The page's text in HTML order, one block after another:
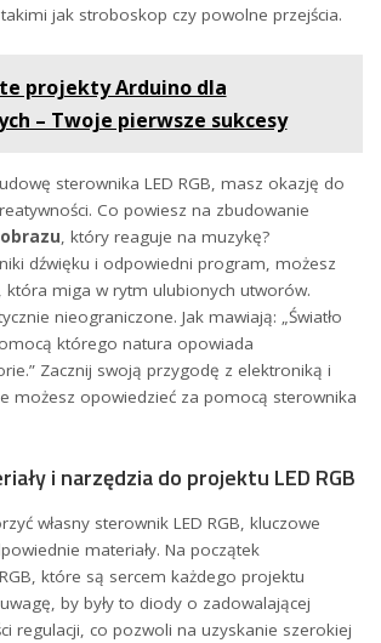
‌jak stroboskop czy powolne przejścia.
projekty Arduino dla
– Twoje pierwsze sukcesy
sterownika LED RGB, masz okazję do
Co powiesz na zbudowanie
, ​który reaguje na muzykę?
dźwięku i ⁤odpowiedni program, możesz
która miga w rytm ulubionych utworów.
nieograniczone. Jak mawiają: „Światło​
którego natura opowiada
‍Zacznij swoją przygodę z elektroniką i
możesz opowiedzieć za ⁣pomocą sterownika⁣
i narzędzia do ⁤projektu ⁣LED RGB
własny sterownik ​LED RGB, kluczowe
materiały.​ Na początek⁣
które⁣ są sercem każdego projektu
by były to ‌diody o⁤ zadowalającej
regulacji, co pozwoli⁣ na uzyskanie⁤ szerokiej